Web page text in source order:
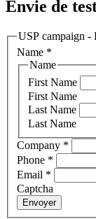
Envie de
USP campaign -
Name *
Name
First Name
First Name
Last Name
Last Name
Company *
Phone *
Email *
Captcha
Envoyer